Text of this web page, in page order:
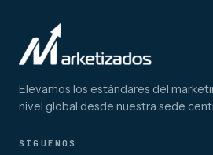
Elevamos los estándares del
nivel global desde nuestra sede
SÍGUENOS